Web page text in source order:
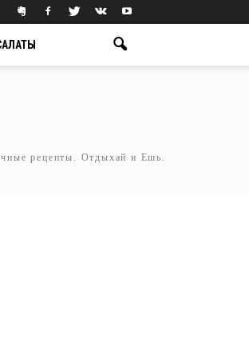
рецепты. Отдыхай и Ешь.